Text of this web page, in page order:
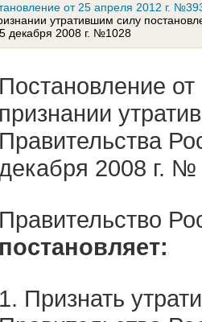
от 25 апреля 2012 г.
утратившим силу
декабря 2008 г. №1028
Постановление
признании
Правительства
2008 г. №
Правительство
постановляет:
1. Признать